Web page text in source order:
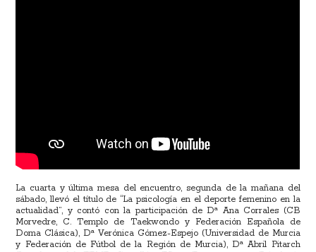
La cuarta y última mesa del encuentro, segunda de la mañana del
sábado, llevó el título de “La psicología en el deporte femenino en la
actualidad”, y contó con la participación de Dª Ana Corrales (CB
Morvedre, C. Templo de Taekwondo y Federación Española de
Doma Clásica), Dª Verónica Gómez-Espejo (Universidad de Murcia
y Federación de Fútbol de la Región de Murcia), Dª Abril Pitarch